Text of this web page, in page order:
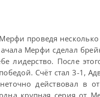
проведя
Мерфи сделал
лидерство. После
Счёт стал 3-1,
действовал в
крупная серия